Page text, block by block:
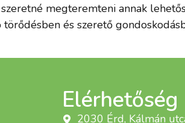
megteremteni annak
és szerető
Elérhetőség
2030 Érd, Kálmán